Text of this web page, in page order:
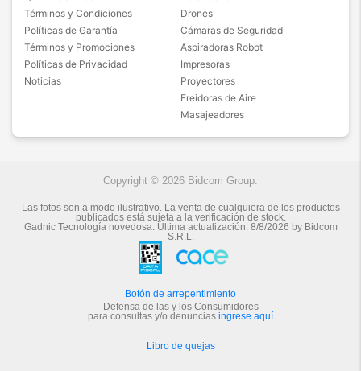
Términos y Condiciones
Políticas de Garantía
Términos y Promociones
Políticas de Privacidad
Noticias
Drones
Cámaras de Seguridad
Aspiradoras Robot
Impresoras
Proyectores
Freidoras de Aire
Masajeadores
Copyright © 2026 Bidcom Group.
Las fotos son a modo ilustrativo. La venta de cualquiera de los productos
publicados está sujeta a la verificación de stock.
Gadnic Tecnología novedosa.Última actualización: 8/8/2026 by Bidcom
S.R.L.
Botón de arrepentimiento
Defensa de las y los Consumidores
para consultas y/o denuncias ingrese aquí
Libro de quejas